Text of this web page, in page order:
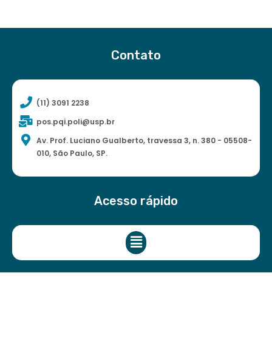
Contato
(11) 3091 2238
pos.pqi.poli@usp.br
Av. Prof. Luciano Gualberto, travessa 3, n. 380 - 05508-
010, São Paulo, SP.
Acesso rápido